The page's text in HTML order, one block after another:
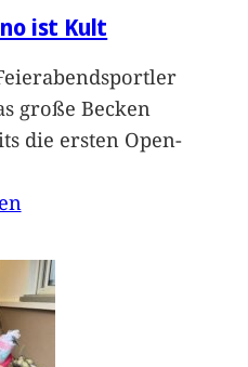
ist Kult
große Becken
die ersten Open-